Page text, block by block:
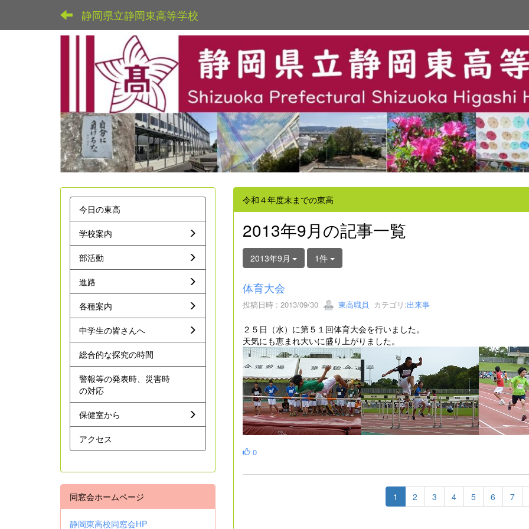
静岡県立静岡東高等学校
令和４年度末までの東高
2013年9月の記事一覧
2013年9月 1件
体育大会
投稿日時 : 2013/09/30 東高職員 カテゴリ:出来事
２５日（水）に第５１回体育大会を行いました。
天気にも恵まれ大いに盛り上がりました。
0
1 2 3 4 5 6 7
今日の東高
学校案内
部活動
進路
各種案内
中学生の皆さんへ
総合的な探究の時間
警報等の発表時、災害時
の対応
保健室から
アクセス
同窓会ホームページ
静岡東高校同窓会HP